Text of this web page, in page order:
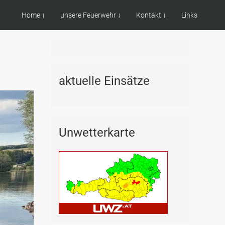
Home ↓ unsere Feuerwehr ↓ Kontakt ↓ Links
aktuelle Einsätze
Unwetterkarte